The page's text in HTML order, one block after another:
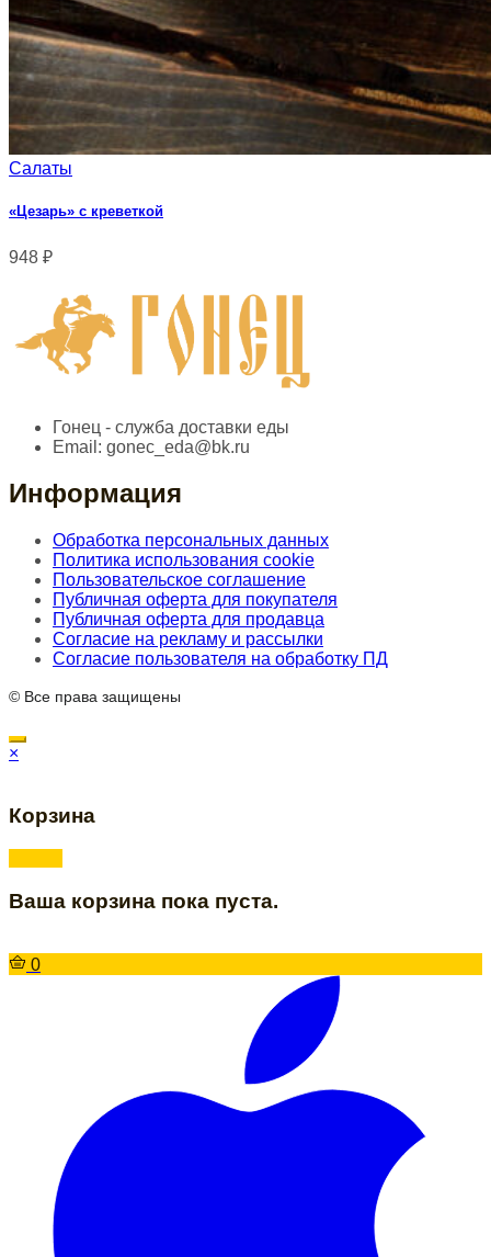
Салаты
«Цезарь» с креветкой
948 ₽
Гонец - служба доставки еды
Email: gonec_eda@bk.ru
Информация
Обработка персональных данных
Политика использования cookie
Пользовательское соглашение
Публичная оферта для покупателя
Публичная оферта для продавца
Согласие на рекламу и рассылки
Согласие пользователя на обработку ПД
© Все права защищены
×
Корзина
Ваша корзина пока пуста.
0